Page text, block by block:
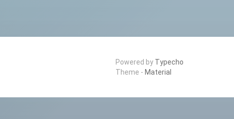
Powered by Typecho
Theme - Material